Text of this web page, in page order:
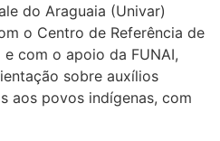
do Araguaia (Univar)
o Centro de Referência de
com o apoio da FUNAI,
sobre auxílios
aos povos indígenas, com